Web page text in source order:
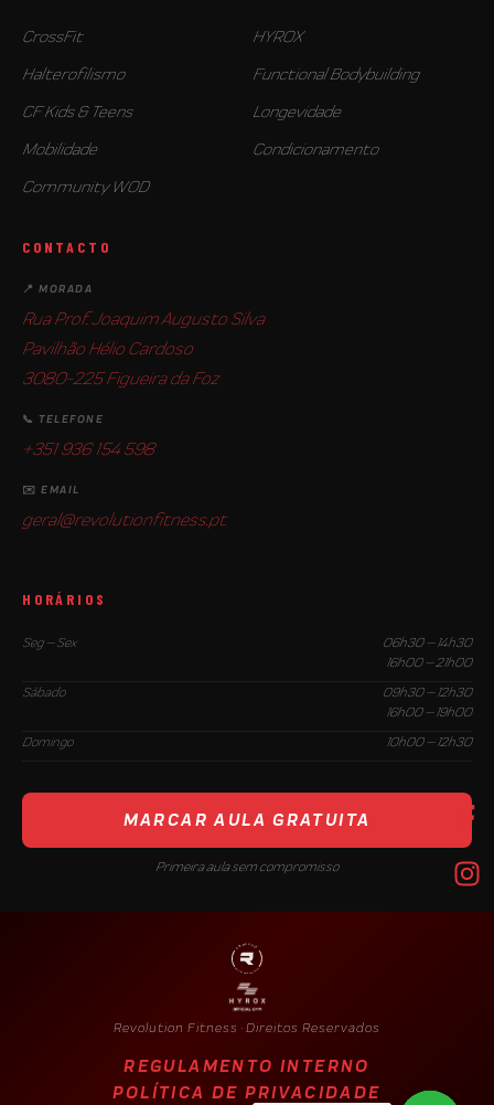
CrossFit
HYROX
Halterofilismo
Functional Bodybuilding
CF Kids & Teens
Longevidade
Mobilidade
Condicionamento
Community WOD
CONTACTO
📍 MORADA
Rua Prof. Joaquim Augusto Silva
Pavilhão Hélio Cardoso
3080-225 Figueira da Foz
📞 TELEFONE
+351 936 154 598
✉️ EMAIL
geral@revolutionfitness.pt
HORÁRIOS
Seg — Sex
06h30 — 14h30
16h00 — 21h00
Sábado
09h30 — 12h30
16h00 — 19h00
Domingo
10h00 — 12h30
MARCAR AULA GRATUITA
Primeira aula sem compromisso
Revolution Fitness · Direitos Reservados
REGULAMENTO INTERNO
POLÍTICA DE PRIVACIDADE